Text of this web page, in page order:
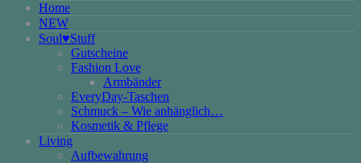
Home
NEW
Soul♥Stuff
Gutscheine
Fashion Love
Armbänder
EveryDay-Taschen
Schmuck – Wie anhänglich…
Kosmetik & Pflege
Living
Aufbewahrung